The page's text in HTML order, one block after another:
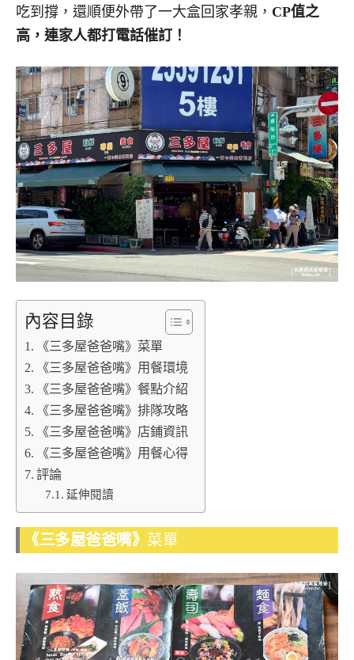
吃到撐，還順便外帶了一大盒回家孝親， CP值之
高，連家人都打電話催訂！
內容目錄
《三多屋爸爸嘴》菜單
《三多屋爸爸嘴》用餐環境
《三多屋爸爸嘴》餐點介紹
《三多屋爸爸嘴》排隊攻略
《三多屋爸爸嘴》店鋪資訊
《三多屋爸爸嘴》用餐心得
評論
延伸閱讀
《三多屋爸爸嘴》 菜單